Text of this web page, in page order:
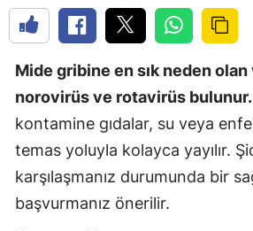
Mide gribine en sık neden
norovirüs ve rotavirüs bulunur.
kontamine gıdalar, su veya
temas yoluyla kolayca yayılır.
karşılaşmanız durumunda bir
başvurmanız önerilir.